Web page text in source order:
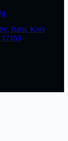
Baru, Kota
12160